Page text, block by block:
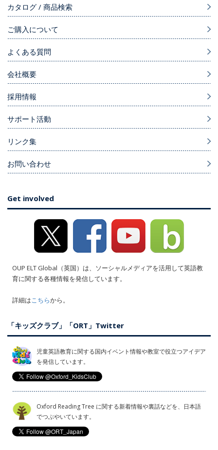
カタログ / 商品検索
ご購入について
よくある質問
会社概要
採用情報
サポート活動
リンク集
お問い合わせ
Get involved
OUP ELT Global（英国）は、ソーシャルメディアを活用して英語教
育に関する各種情報を発信しています。
詳細はこちらから。
「キッズクラブ」「ORT」Twitter
児童英語教育に関する国内イベント情報や教室で役立つアイデア
を発信しています。
Oxford Reading Tree に関する新着情報や裏話などを、日本語
でつぶやいています。